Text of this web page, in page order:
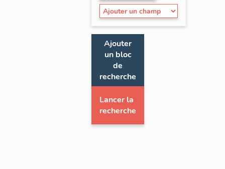
Ajouter
un bloc
de
recherche
Lancer la
recherche